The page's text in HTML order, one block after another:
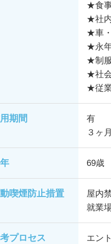
★食事
★社
★車
★永年
★制
★社
★従
期間
有
３ヶ
69歳
喫煙防止措置
屋内
就業
プロセス
エン